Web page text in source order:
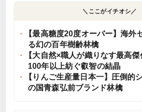
＼ここがイチオシ／
【最高糖度20度オーバー】海外
る幻の百年樹齢林檎
【大自然×職人が織りなす最高傑
100年以上紡ぐ叡智の結晶
【りんご生産量日本一】圧倒的
の国青森弘前ブランド林檎